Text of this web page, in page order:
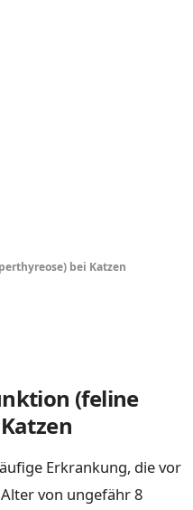
bei Katzen
(feline
Erkrankung, die vor
von ungefähr 8